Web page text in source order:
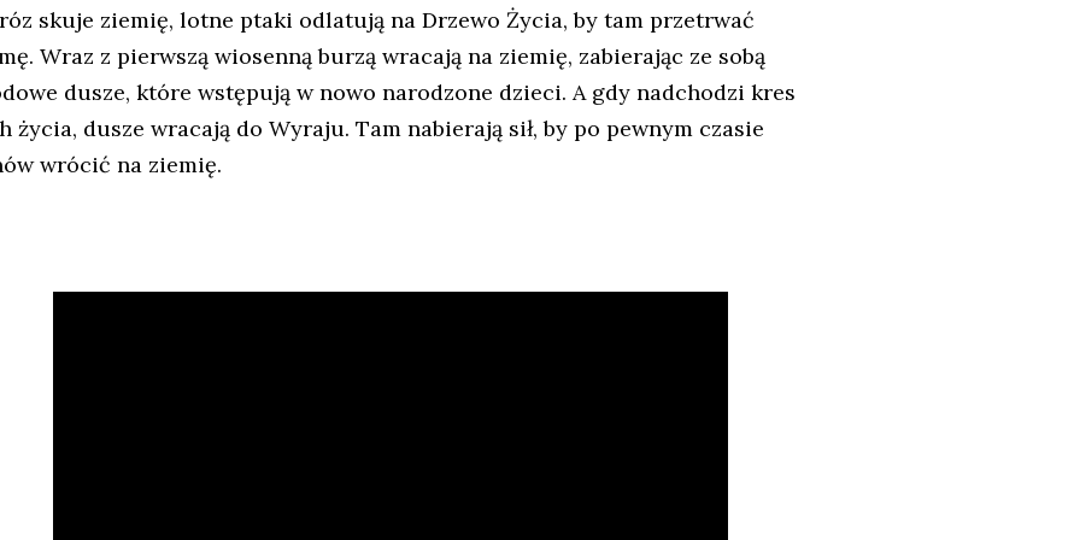
skuje ziemię, lotne ptaki odlatują na Drzewo Życia, by tam przetrwać
Wraz z pierwszą wiosenną burzą wracają na ziemię, zabierając ze sobą
dusze, które wstępują w nowo narodzone dzieci. A gdy nadchodzi kres
życia, dusze wracają do Wyraju. Tam nabierają sił, by po pewnym czasie
wrócić na ziemię.